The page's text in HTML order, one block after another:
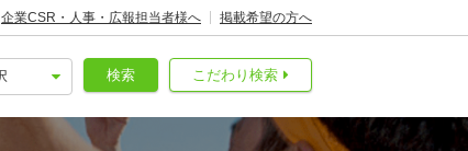
企業CSR・人事・広報担当者様へ 掲載希望の方へ
こだわり検索
検索